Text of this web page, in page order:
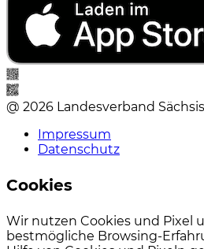
@ 2026 Landesverband
Impressum
Datenschutz
Cookies
Wir nutzen Cookies und Pixel
bestmögliche Browsing-